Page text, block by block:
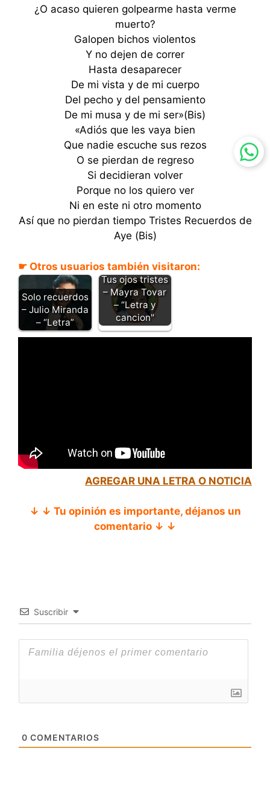
¿O acaso quieren golpearme hasta verme
muerto?
Galopen bichos violentos
Y no dejen de correr
Hasta desaparecer
De mi vista y de mi cuerpo
Del pecho y del pensamiento
De mi musa y de mi ser»(Bis)
«Adiós que les vaya bien
Que nadie escuche sus rezos
O se pierdan de regreso
Si decidieran volver
Porque no los quiero ver
Ni en este ni otro momento
Así que no pierdan tiempo Tristes Recuerdos de
Aye (Bis)
☛ Otros usuarios también visitaron:
Solo recuerdos
– Julio Miranda
– “Letra”
Tus ojos tristes
– Mayra Tovar
– “Letra y
cancion"
AGREGAR UNA LETRA O NOTICIA
↓ ↓ Tu opinión es importante, déjanos un
comentario ↓ ↓
Suscribir
0 COMENTARIOS